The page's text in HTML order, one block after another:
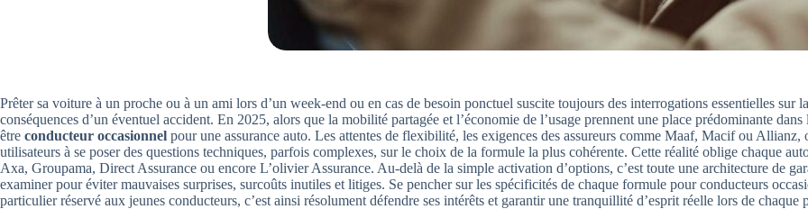
Prêter sa voiture à un proche ou à un ami lors d’un week-end ou en cas de besoin ponctuel suscite toujours des interrogations essentielles sur
conséquences d’un éventuel accident. En 2025, alors que la mobilité partagée et l’économie de l’usage prennent une place prédominante
être conducteur occasionnel pour une assurance auto. Les attentes de flexibilité, les exigences des assureurs comme Maaf, Macif ou Allianz,
utilisateurs à se poser des questions techniques, parfois complexes, sur le choix de la formule la plus cohérente. Cette réalité oblige chaque
Axa, Groupama, Direct Assurance ou encore L’olivier Assurance. Au-delà de la simple activation d’options, c’est toute une architecture de
examiner pour éviter mauvaises surprises, surcoûts inutiles et litiges. Se pencher sur les spécificités de chaque formule pour conducteurs
particulier réservé aux jeunes conducteurs, c’est ainsi résolument défendre ses intérêts et garantir une tranquillité d’esprit réelle lors de chaque